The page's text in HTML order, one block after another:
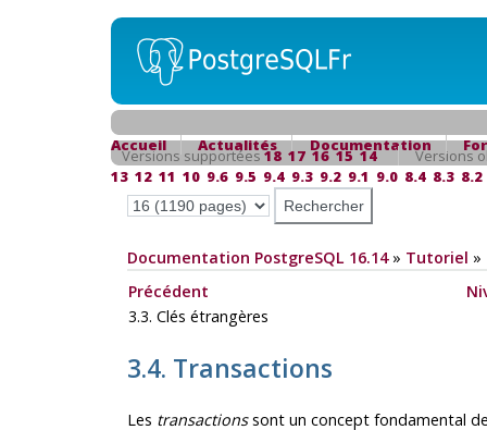
Accueil Actualités Documentation
Versions supportées18 17 16 15 14
Versions
13 12 11 10 9.6 9.5 9.4 9.3 9.2 9.1 9.0 8.4 8.3 8.2
Documentation PostgreSQL 16.14» Tutoriel »
Précédent
3.3. Clés étrangères
3.4. Transactions
Les transactionssont un concept fondamental